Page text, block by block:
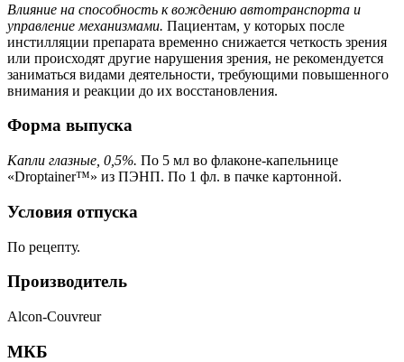
Влияние на способность к вождению автотранспорта и
управление механизмами. Пациентам, у которых после
инстилляции препарата временно снижается четкость зрения
или происходят другие нарушения зрения, не рекомендуется
заниматься видами деятельности, требующими повышенного
внимания и реакции до их восстановления.
Форма выпуска
Капли глазные, 0,5%. По 5 мл во флаконе-капельнице
«Droptainer™» из ПЭНП. По 1 фл. в пачке картонной.
Условия отпуска
По рецепту.
Производитель
Alcon-Couvreur
МКБ